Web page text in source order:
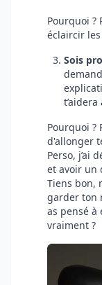
Pourquoi ?
éclaircir
Sois
Pourquoi ?
d'allonger
Perso, j’ai
et avoir un
Tiens bon,
garder ton
as pensé à
vraiment ?